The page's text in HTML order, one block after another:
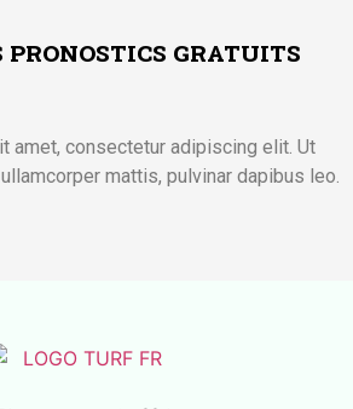
PRONOSTICS GRATUITS
amet, consectetur adipiscing elit. Ut
mattis, pulvinar dapibus leo.